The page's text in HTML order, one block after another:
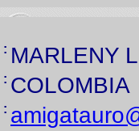
: MARLENY
: COLOMBIA
: